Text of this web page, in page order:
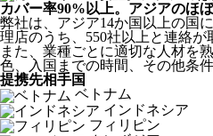
カバー率90%以上。アジアのほ
弊社は、 アジア14か国以上の国
理店のうち、550社以上と連絡が
また、業種ごとに適切な人材を
色、入国までの時間、その他条
提携先相手国
ベトナム
インドネシア
フィリピン